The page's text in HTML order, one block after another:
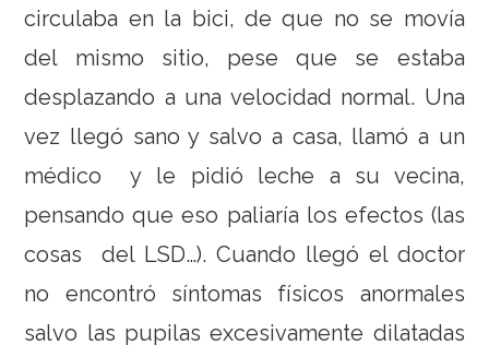
circulaba en la bici, de que no se movía
del mismo sitio, pese que se estaba
desplazando a una velocidad normal. Una
vez llegó sano y salvo a casa, llamó a un
médico y le pidió leche a su vecina,
pensando que eso paliaría los efectos (las
cosas del LSD…). Cuando llegó el doctor
no encontró síntomas físicos anormales
salvo las pupilas excesivamente dilatadas